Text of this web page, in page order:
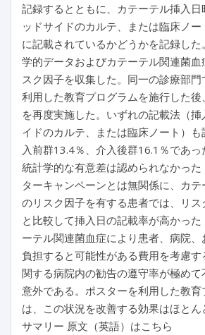
記録するとともに、カテーテル挿入
ッドサイドのカルテ、または臨床ノー
に記載されているかどうかを記録し
学的データおよびカテーテル関連菌血
スク因子を収集した。同一の診療部
利用した教育プログラムを施行した後
を再度実施した。いずれの記載法（
イドのカルテ、または臨床ノート）
入前群13.4％、介入後群16.1％であ
統計学的な有意差は認められなかった
ターキャンペーンとは無関係に、カ
のリスク因子を有する患者では、リ
と比較して挿入日の記載率が高かった
ーテル関連菌血症により患者、病院
負担すると可能性がある費用を考慮す
関する病院内の勧告の遵守率が極め
意外である。ポスターを利用した教
は、この状況を改善する効果はほとん
サマリー 原文（英語）はこちら